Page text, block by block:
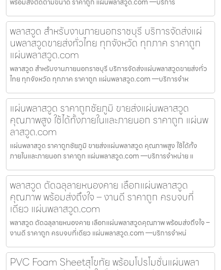
พลาสวูด สำหรับงานภายนอกราชบุรี บริการจัดส่งแผ่
นพลาสวูดขายส่งทั่วไทย ทุกจังหวัด ทุกภาค ราคาถูก
แผ่นพลาสวูด.com
พลาสวูด สำหรับงานภายนอกราชบุรี บริการจัดส่งแผ่นพลาสวูดขายส่งทั่ว
ไทย ทุกจังหวัด ทุกภาค ราคาถูก แผ่นพลาสวูด.com —บริการจำห
แผ่นพลาสวูด ราคาถูกชัยภูมิ ขายส่งแผ่นพลาสวูด
คุณภาพสูง ใช้ได้ทั้งภายในและภายนอก ราคาถูก แผ่นพ
ลาสวูด.com
แผ่นพลาสวูด ราคาถูกชัยภูมิ ขายส่งแผ่นพลาสวูด คุณภาพสูง ใช้ได้ทั้ง
ภายในและภายนอก ราคาถูก แผ่นพลาสวูด.com —บริการจำหน่าย แ
พลาสวูด ตัดฉลุลายหนองคาย เลือกแผ่นพลาสวูด
คุณภาพ พร้อมส่งถึงใจ – งานดี ราคาถูก ครบจบที่
เดียว แผ่นพลาสวูด.com
พลาสวูด ตัดฉลุลายหนองคาย เลือกแผ่นพลาสวูดคุณภาพ พร้อมส่งถึงใจ –
งานดี ราคาถูก ครบจบที่เดียว แผ่นพลาสวูด.com —บริการจำหน่
PVC Foam Sheetสุโขทัย พร้อมโปรโมชั่นแผ่นพลา